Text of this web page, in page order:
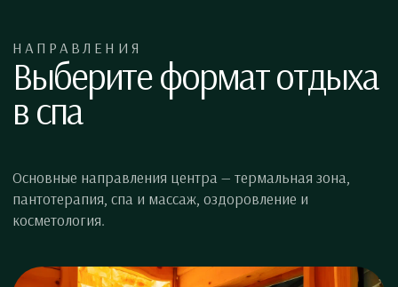
НАПРАВЛЕНИЯ
Выберите формат отдыха
в спа
Основные направления центра — термальная зона,
пантотерапия, спа и массаж, оздоровление и
косметология.